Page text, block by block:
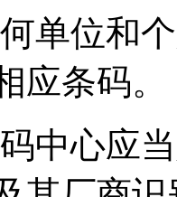
单位和
应条码。
中心应